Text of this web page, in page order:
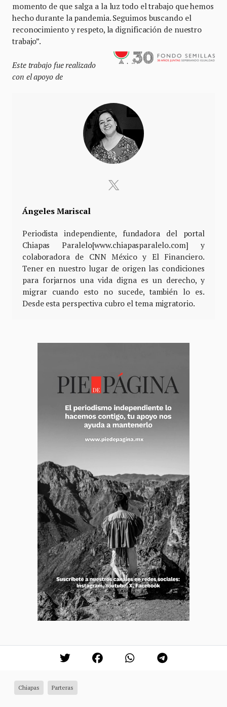
momento de que salga a la luz todo el trabajo que hemos
hecho durante la pandemia. Seguimos buscando el
reconocimiento y respeto, la dignificación de nuestro
trabajo”.
Este trabajo fue realizado
con el apoyo de
Ángeles Mariscal
Periodista independiente, fundadora del portal
Chiapas Paralelo[www.chiapasparalelo.com] y
colaboradora de CNN México y El Financiero.
Tener en nuestro lugar de origen las condiciones
para forjarnos una vida digna es un derecho, y
migrar cuando esto no sucede, también lo es.
Desde esta perspectiva cubro el tema migratorio.
Chiapas Parteras